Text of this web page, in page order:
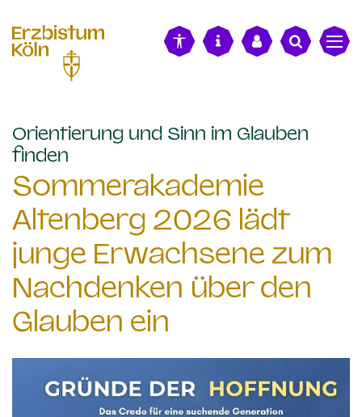
Orientierung und Sinn im Glauben
finden
Sommerakademie
Altenberg 2026 lädt
junge Erwachsene zum
Nachdenken über den
Glauben ein